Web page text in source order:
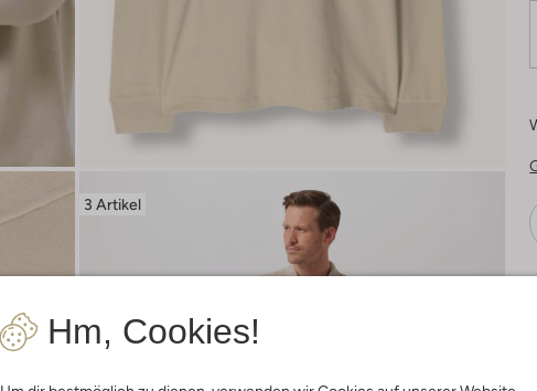
Hm, Cookies!
3 Artikel